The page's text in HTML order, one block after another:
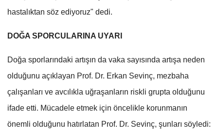
hastalıktan söz ediyoruz" dedi.
DOĞA SPORCULARINA UYARI
Doğa sporlarındaki artışın da vaka sayısında artışa neden
olduğunu açıklayan Prof. Dr. Erkan Sevinç, mezbaha
çalışanları ve avcılıkla uğraşanların riskli grupta olduğunu
ifade etti. Mücadele etmek için öncelikle korunmanın
önemli olduğunu hatırlatan Prof. Dr. Sevinç, şunları söyledi: